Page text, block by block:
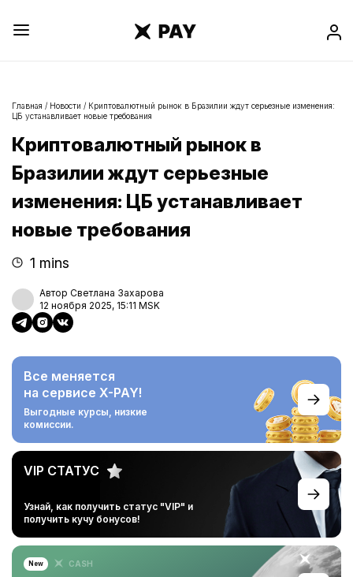
Главная / Новости / Криптовалютный рынок в Бразилии ждут серьезные изменения:
ЦБ устанавливает новые требования
Криптовалютный рынок в
Бразилии ждут серьезные
изменения: ЦБ устанавливает
новые требования
1 mins
Автор Светлана Захарова
12 ноября 2025, 15:11 MSK
Все меняется
на сервисе X-PAY!
Выгодные курсы, низкие
комиссии.
VIP СТАТУС
Узнай, как получить статус "VIP" и
получить кучу бонусов!
CASH
New